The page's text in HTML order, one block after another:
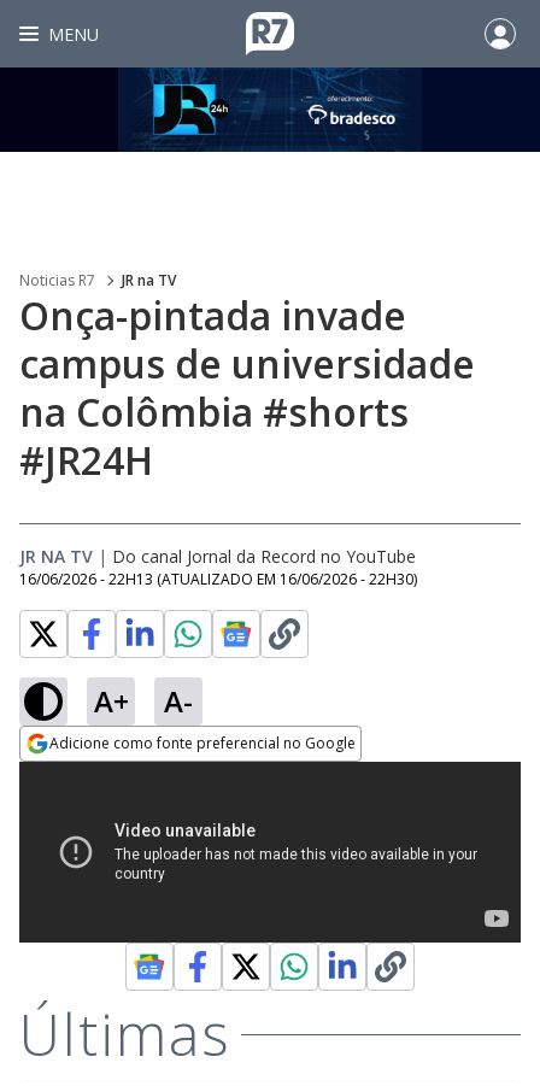
MENU
Noticias R7 JR na TV
Onça-pintada invade
campus de universidade
na Colômbia #shorts
#JR24H
JR NA TV | Do canal Jornal da Record no YouTube
16/06/2026 - 22H13 (ATUALIZADO EM 16/06/2026 - 22H30)
A+ A-
Adicione como fonte preferencial no Google
Últimas